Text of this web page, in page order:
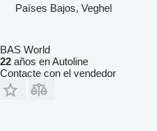
Países Bajos, Veghel
BAS World
22 años en Autoline
Contacte con el vendedor